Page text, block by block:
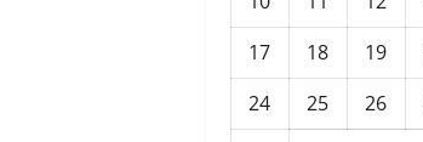
17
18 19
24
25 26